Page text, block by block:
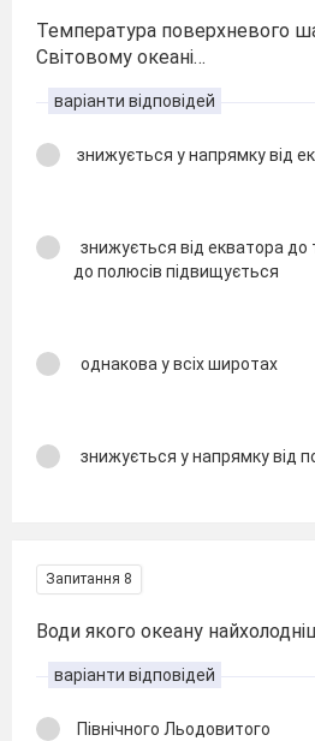
Температура поверхневого
Світовому океані…
варіанти відповідей
знижується у напрямку від
знижується від екватора до
до полюсів підвищується
однакова у всіх широтах
знижується у напрямку від
Запитання 8
Води якого океану
варіанти відповідей
Північного Льодовитого